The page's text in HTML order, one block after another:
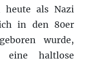
heute als Nazi
in den 80er
wurde,
haltlose